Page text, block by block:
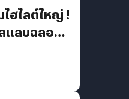
ฮไลต์ใหญ่ !
แลบฉลอง